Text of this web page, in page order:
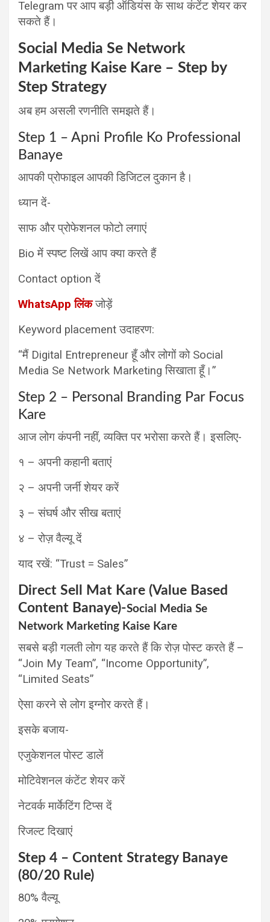
Telegram पर आप बड़ी ऑडियंस के साथ कंटेंट शेयर कर
सकते हैं।
Social Media Se Network
Marketing Kaise Kare – Step by
Step Strategy
अब हम असली रणनीति समझते हैं।
Step 1 – Apni Profile Ko Professional
Banaye
आपकी प्रोफाइल आपकी डिजिटल दुकान है।
ध्यान दें-
साफ और प्रोफेशनल फोटो लगाएं
Bio में स्पष्ट लिखें आप क्या करते हैं
Contact option दें
WhatsApp लिंकजोड़ें
Keyword placement उदाहरण:
“मैं Digital Entrepreneur हूँ और लोगों को Social
Media Se Network Marketing सिखाता हूँ।”
Step 2 – Personal Branding Par Focus
Kare
आज लोग कंपनी नहीं, व्यक्ति पर भरोसा करते हैं। इसलिए-
१ – अपनी कहानी बताएं
२ – अपनी जर्नी शेयर करें
३ – संघर्ष और सीख बताएं
४ – रोज़ वैल्यू दें
याद रखें: “Trust = Sales”
Direct Sell Mat Kare (Value Based
Content Banaye)-Social Media Se
Network Marketing Kaise Kare
सबसे बड़ी गलती लोग यह करते हैं कि रोज़ पोस्ट करते हैं –
“Join My Team”, “Income Opportunity”,
“Limited Seats”
ऐसा करने से लोग इग्नोर करते हैं।
इसके बजाय-
एजुकेशनल पोस्ट डालें
मोटिवेशनल कंटेंट शेयर करें
नेटवर्क मार्केटिंग टिप्स दें
रिजल्ट दिखाएं
Step 4 – Content Strategy Banaye
(80/20 Rule)
80% वैल्यू